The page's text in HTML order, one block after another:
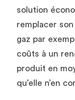
solution
remplacer
gaz par
coûts à un
produit en
qu’elle n’en